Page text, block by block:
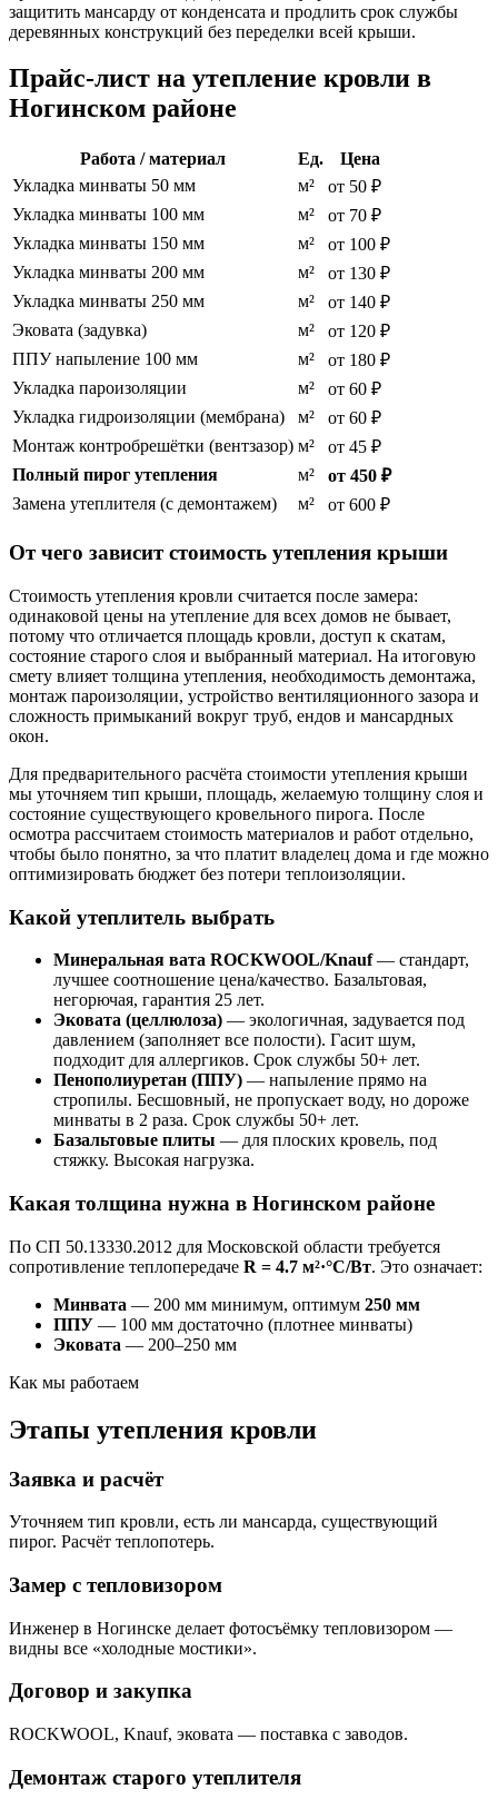
защитить мансарду от конденсата и продлить срок службы
деревянных конструкций без переделки всей крыши.
Прайс-лист на утепление кровли в
Ногинском районе
Работа / материал Ед.
Цена
Укладка минваты 50 мм
м²
от 50 ₽
Укладка минваты 100 мм
м²
от 70 ₽
Укладка минваты 150 мм
м²
от 100 ₽
Укладка минваты 200 мм
м²
от 130 ₽
Укладка минваты 250 мм
м²
от 140 ₽
Эковата (задувка)
м²
от 120 ₽
ППУ напыление 100 мм
м²
от 180 ₽
Укладка пароизоляции
м²
от 60 ₽
Укладка гидроизоляции (мембрана)
м²
от 60 ₽
Монтаж контробрешётки (вентзазор) м²
от 45 ₽
Полный пирог утепления
м²
от 450 ₽
Замена утеплителя (с демонтажем)
м² от 600 ₽
От чего зависит стоимость утепления крыши
Стоимость утепления кровли считается после замера:
одинаковой цены на утепление для всех домов не бывает,
потому что отличается площадь кровли, доступ к скатам,
состояние старого слоя и выбранный материал. На итоговую
смету влияет толщина утепления, необходимость демонтажа,
монтаж пароизоляции, устройство вентиляционного зазора и
сложность примыканий вокруг труб, ендов и мансардных
окон.
Для предварительного расчёта стоимости утепления крыши
мы уточняем тип крыши, площадь, желаемую толщину слоя и
состояние существующего кровельного пирога. После
осмотра рассчитаем стоимость материалов и работ отдельно,
чтобы было понятно, за что платит владелец дома и где можно
оптимизировать бюджет без потери теплоизоляции.
Какой утеплитель выбрать
Минеральная вата ROCKWOOL/Knauf— стандарт,
лучшее соотношение цена/качество. Базальтовая,
негорючая, гарантия 25 лет.
Эковата (целлюлоза) — экологичная, задувается под
давлением (заполняет все полости). Гасит шум,
подходит для аллергиков. Срок службы 50+ лет.
Пенополиуретан (ППУ) — напыление прямо на
стропилы. Бесшовный, не пропускает воду, но дороже
минваты в 2 раза. Срок службы 50+ лет.
Базальтовые плиты — для плоских кровель, под
стяжку. Высокая нагрузка.
Какая толщина нужна в Ногинском районе
По СП 50.13330.2012 для Московской области требуется
сопротивление теплопередаче R = 4.7 м²·°C/Вт. Это означает:
Минвата — 200 мм минимум, оптимум 250 мм
ППУ — 100 мм достаточно (плотнее минваты)
Эковата — 200–250 мм
Как мы работаем
Этапы утепления кровли
Заявка и расчёт
Уточняем тип кровли, есть ли мансарда, существующий
пирог. Расчёт теплопотерь.
Замер с тепловизором
Инженер в Ногинске делает фотосъёмку тепловизором —
видны все «холодные мостики».
Договор и закупка
ROCKWOOL, Knauf, эковата — поставка с заводов.
Демонтаж старого утеплителя